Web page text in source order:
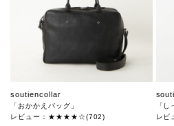
soutiencollar
「おかかえバッグ」
レビュー：★★★★☆(702)
「
レ